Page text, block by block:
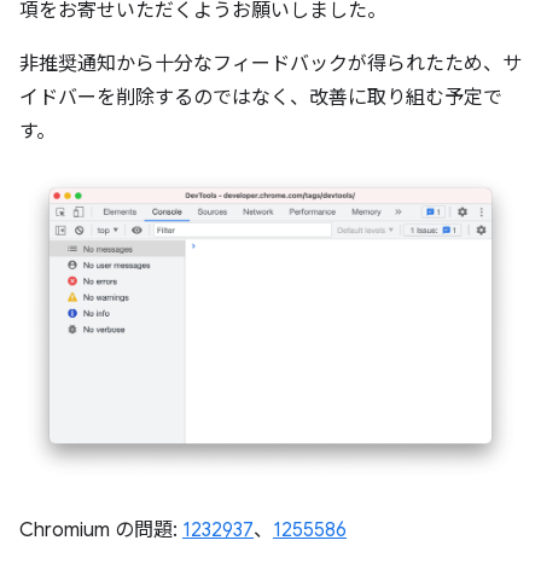
項をお寄せいただくようお願いしました。
非推奨通知から十分なフィードバックが得られたため、サ
イドバーを削除するのではなく、改善に取り組む予定で
す。
Chromium の問題: 1232937、 1255586